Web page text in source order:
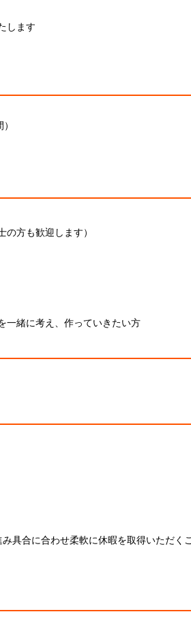
します
方も歓迎します）
一緒に考え、作っていきたい方
具合に合わせ柔軟に休暇を取得いただく